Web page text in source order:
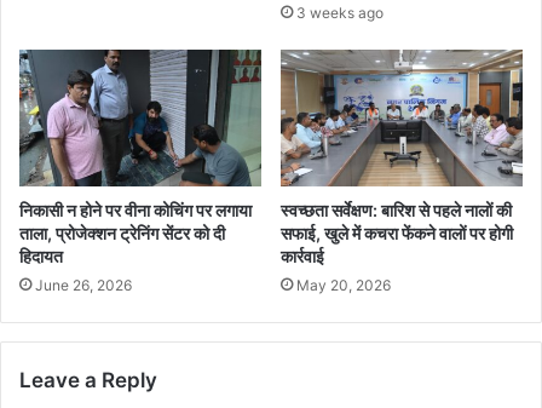
3 weeks ago
निकासी न होने पर वीना कोचिंग पर लगाया
ताला, प्रोजेक्शन ट्रेनिंग सेंटर को दी
हिदायत
June 26, 2026
स्वच्छता सर्वेक्षण: बारिश से पहले नालों की
सफाई, खुले में कचरा फेंकने वालों पर होगी
कार्रवाई
May 20, 2026
Leave a Reply